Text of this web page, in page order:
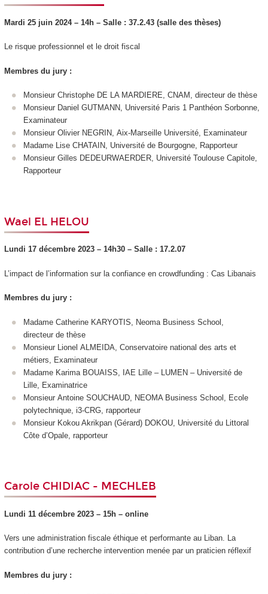
Mardi 25 juin 2024 – 14h– Salle : 37.2.43 (salle des thèses)
Le risque professionnel et le droit fiscal
Membres du jury :
Monsieur Christophe DE LA MARDIERE, CNAM, directeur de thèse
Monsieur Daniel GUTMANN, Université Paris 1 Panthéon Sorbonne,
Examinateur
Monsieur Olivier NEGRIN, Aix-Marseille Université, Examinateur
Madame Lise CHATAIN, Université de Bourgogne, Rapporteur
Monsieur Gilles DEDEURWAERDER, Université Toulouse Capitole,
Rapporteur
Wael EL HELOU
Lundi 17 décembre 2023 – 14h30 – Salle : 17.2.07
L’impact de l’information sur la confiance en crowdfunding : Cas Libanais
Membres du jury :
Madame Catherine KARYOTIS, Neoma Business School,
directeur de thèse
Monsieur Lionel ALMEIDA, Conservatoire national des arts et
métiers, Examinateur
Madame Karima BOUAISS, IAE Lille – LUMEN – Université de
Lille, Examinatrice
Monsieur Antoine SOUCHAUD, NEOMA Business School, Ecole
polytechnique, i3-CRG, rapporteur
Monsieur Kokou Akrikpan (Gérard) DOKOU, Université du Littoral
Côte d’Opale, rapporteur
Carole CHIDIAC - MECHLEB
Lundi 11 décembre 2023 – 15h – online
Vers une administration fiscale éthique et performante au Liban. La
contribution d’une recherche intervention menée par un praticien réflexif
Membres du jury :